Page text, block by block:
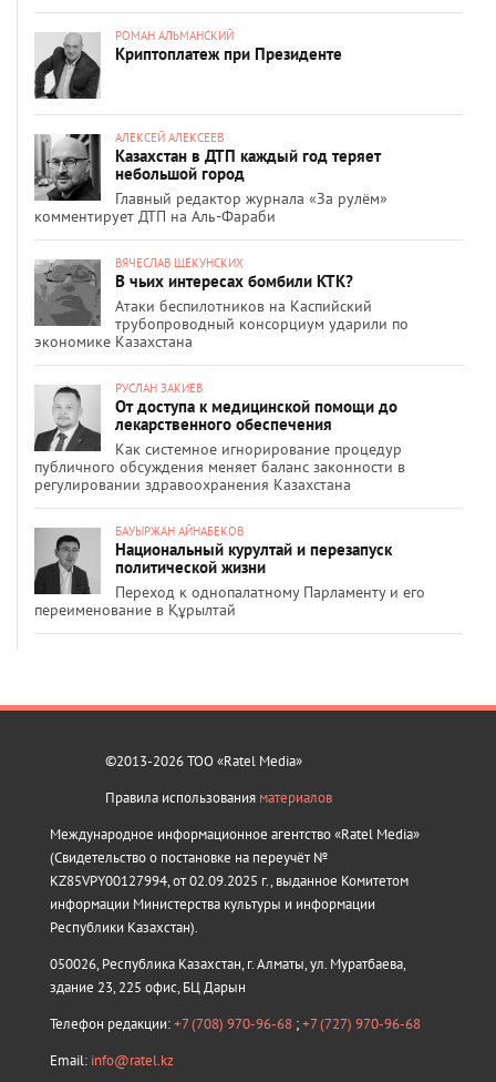
РОМАН АЛЬМАНСКИЙ
Криптоплатеж при Президенте
АЛЕКСЕЙ АЛЕКСЕЕВ
Казахстан в ДТП каждый год теряет
небольшой город
Главный редактор журнала «За рулём»
комментирует ДТП на Аль-Фараби
ВЯЧЕСЛАВ ЩЕКУНСКИХ
В чьих интересах бомбили КТК?
Атаки беспилотников на Каспийский
трубопроводный консорциум ударили по
экономике Казахстана
РУСЛАН ЗАКИЕВ
От доступа к медицинской помощи до
лекарственного обеспечения
Как системное игнорирование процедур
публичного обсуждения меняет баланс законности в
регулировании здравоохранения Казахстана
БАУЫРЖАН АЙНАБЕКОВ
Национальный курултай и перезапуск
политической жизни
Переход к однопалатному Парламенту и его
переименование в Құрылтай
©2013-2026 ТОО «Ratel Media»
Правила использования материалов
Международное информационное агентство «Ratel Media»
(Свидетельство о постановке на переучёт №
KZ85VPY00127994, от 02.09.2025 г., выданное Комитетом
информации Министерства культуры и информации
Республики Казахстан).
050026, Республика Казахстан, г. Алматы, ул. Муратбаева,
здание 23, 225 офис, БЦ Дарын
Телефон редакции:+7 (708) 970-96-68 ;+7 (727) 970-96-68
Email: info@ratel.kz